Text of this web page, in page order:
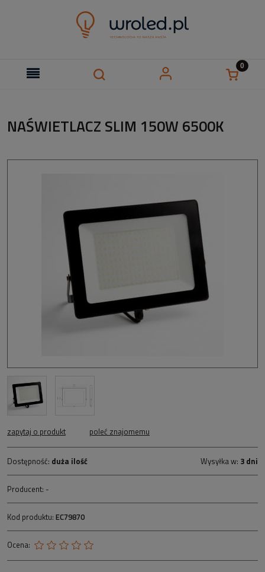
NAŚWIETLACZ SLIM 150W 6500K
zapytaj o produkt poleć znajomemu
Dostępność: duża ilość Wysyłka w: 3 dni
Producent: -
Kod produktu: EC79870
Ocena: